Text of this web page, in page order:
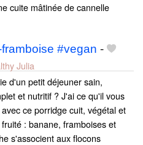
cuite mâtinée de cannelle
#vegan -
Julia
d'un petit déjeuner sain,
et nutritif ? J'ai ce qu'il vous
ce porridge cuit, végétal et
: banane, framboises et
s'associent aux flocons